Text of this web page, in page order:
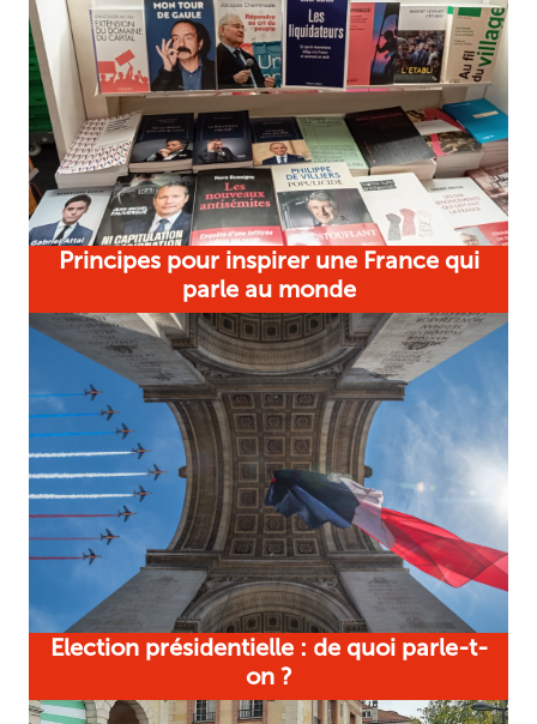
Principes pour inspirer une France qui
parle au monde
Election présidentielle : de quoi parle-t-
on ?